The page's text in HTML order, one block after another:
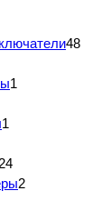
48
1
1
24
2